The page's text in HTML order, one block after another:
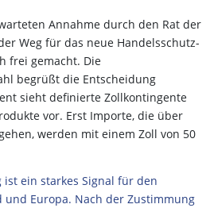
Annahme durch den Rat der
Weg für das neue Handelsschutz-
frei gemacht. Die
begrüßt die Entscheidung
sieht definierte Zollkontingente
vor. Erst Importe, die über
werden mit einem Zoll von 50
ist ein starkes Signal für den
Europa. Nach der Zustimmung